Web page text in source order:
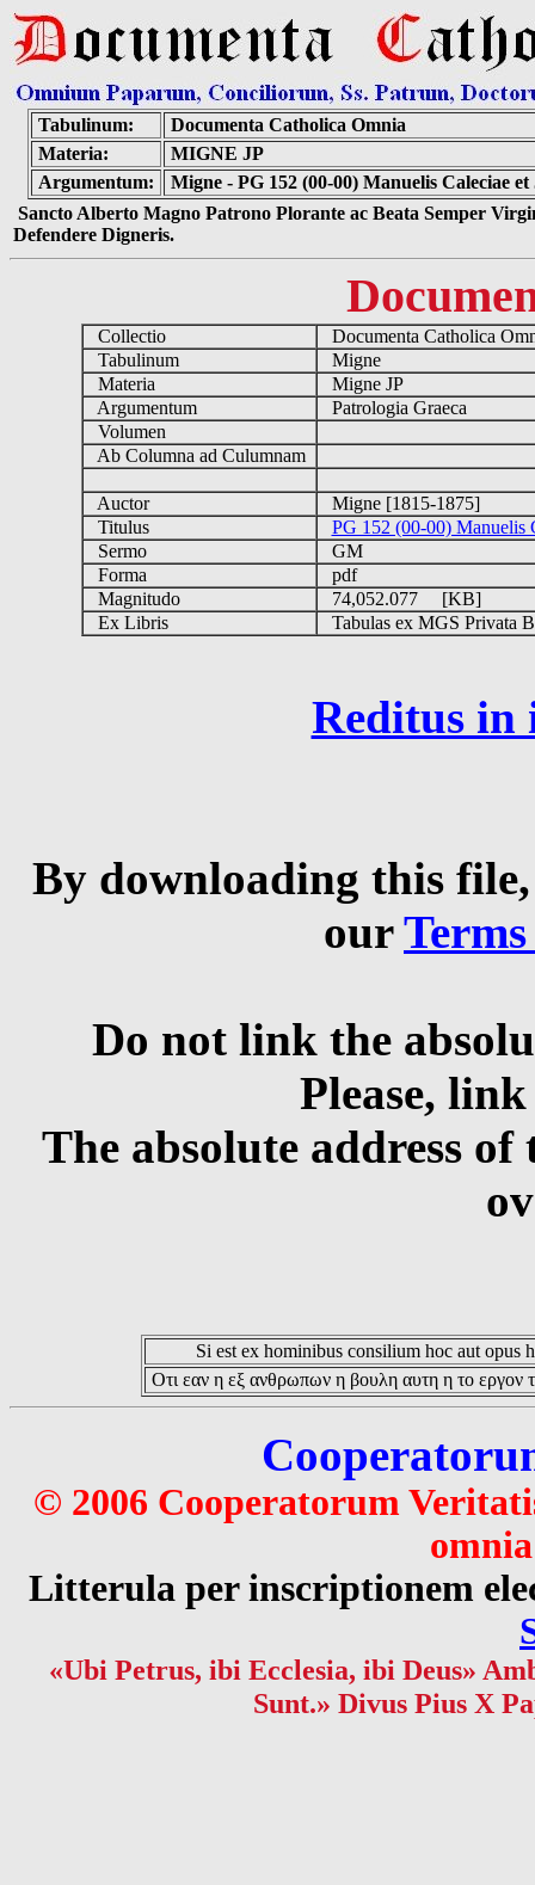
Tabulinum:
Documenta Catholica Omnia
Materia:
MIGNE JP
Argumentum:
Migne - PG 152 (00-00) Manuelis Caleciae
Sancto Alberto Magno Patrono Plorante ac Beata Semper
Defendere Digneris.
Collectio
Documenta Catholica
Tabulinum
Migne
Materia
Migne JP
Argumentum
Patrologia Graeca
Volumen
Ab Columna ad Culumnam
Auctor
Migne [1815-1875]
Titulus
PG 152 (00-00) Manuelis
Sermo
GM
Forma
pdf
Magnitudo
74,052.077 [KB]
Ex Libris
Tabulas ex MGS Privata
Reditus in
By downloading this
our
Do not link the
Please,
The absolute address
Si est ex hominibus consilium hoc aut opus
Οτι εαν η εξ ανθρωπων η βουλη αυτη η το εργον
© 2006 Cooperatorum
Litterula per inscriptionem
«Ubi Petrus, ibi Ecclesia, ibi Deus»
Sunt.» Divus Pius X